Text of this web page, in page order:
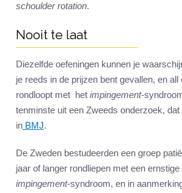
schoulder rotation.
Nooit te laat
Diezelfde oefeningen kunnen je
je reeds in de prijzen bent gevallen, en
rondloopt met het impingement-
tenminste uit een Zweeds onderzoek,
in BMJ.
De Zweden bestudeerden een groep
jaar of langer rondliepen met een
impingement-syndroom, en in